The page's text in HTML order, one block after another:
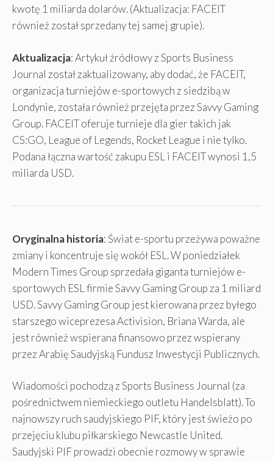
kwotę 1 miliarda dolarów. (Aktualizacja: FACEIT
również został sprzedany tej samej grupie).
Aktualizacja: Artykuł źródłowy z Sports Business
Journal został zaktualizowany, aby dodać, że FACEIT,
organizacja turniejów e-sportowych z siedzibą w
Londynie, została również przejęta przez Savvy Gaming
Group. FACEIT oferuje turnieje dla gier takich jak
CS:GO, League of Legends, Rocket League i nie tylko.
Podana łączna wartość zakupu ESL i FACEIT wynosi 1,5
miliarda USD.
Oryginalna historia: Świat e-sportu przeżywa poważne
zmiany i koncentruje się wokół ESL. W poniedziałek
Modern Times Group sprzedała giganta turniejów e-
sportowych ESL firmie Savvy Gaming Group za 1 miliard
USD. Savvy Gaming Group jest kierowana przez byłego
starszego wiceprezesa Activision, Briana Warda, ale
jest również wspierana finansowo przez wspierany
przez Arabię ​​Saudyjską Fundusz Inwestycji Publicznych.
Wiadomości pochodzą z Sports Business Journal (za
pośrednictwem niemieckiego outletu Handelsblatt). To
najnowszy ruch saudyjskiego PIF, który jest świeżo po
przejęciu klubu piłkarskiego Newcastle United.
Saudyjski PIF prowadzi obecnie rozmowy w sprawie